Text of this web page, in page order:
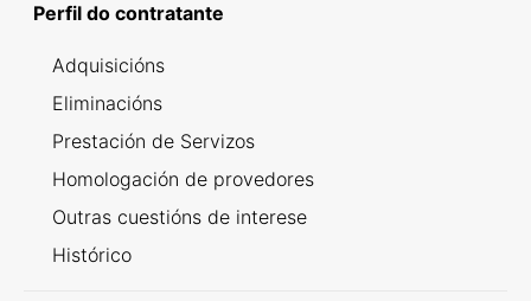
Perfil do contratante
Adquisicións
Eliminacións
Prestación de Servizos
Homologación de provedores
Outras cuestións de interese
Histórico